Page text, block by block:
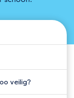
veilig?